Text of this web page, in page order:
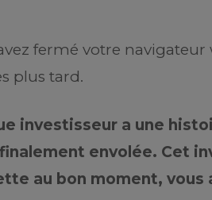
fermé votre
plus tard.
investisseur a une
envolée. Cet
au bon moment,